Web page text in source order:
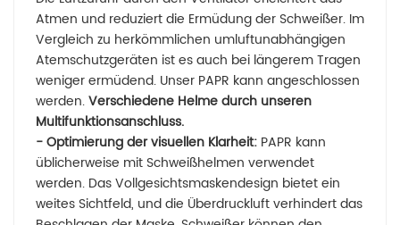
Atmen und reduziert die Ermüdung der Schweißer. Im
Vergleich zu herkömmlichen umluftunabhängigen
Atemschutzgeräten ist es auch bei längerem Tragen
weniger ermüdend. Unser PAPR kann angeschlossen
werden.Verschiedene Helme durch unseren
Multifunktionsanschluss.
- Optimierung der visuellen Klarheit: PAPR kann
üblicherweise mit Schweißhelmen verwendet
werden. Das Vollgesichtsmaskendesign bietet ein
weites Sichtfeld, und die Überdruckluft verhindert das